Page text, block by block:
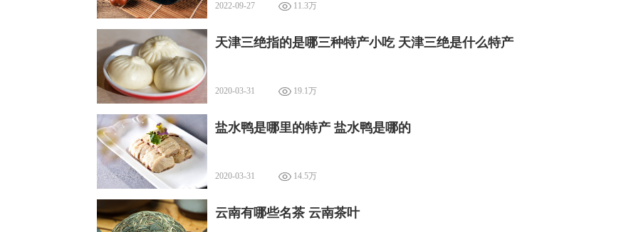
2022-09-27 11.3万
天津三绝指的是哪三种特产小吃 天津三绝是什么特产
2020-03-31 19.1万
盐水鸭是哪里的特产 盐水鸭是哪的
2020-03-31 14.5万
云南有哪些名茶 云南茶叶